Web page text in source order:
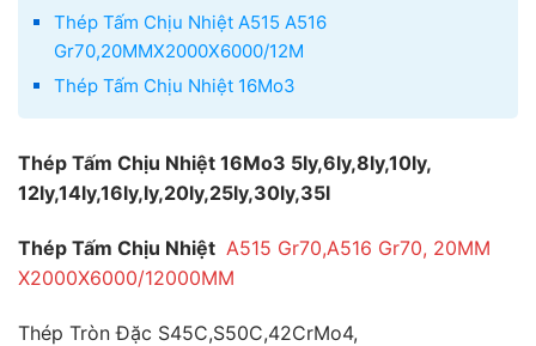
Thép Tấm Chịu Nhiệt A515 A516
Gr70,20MMX2000X6000/12M
Thép Tấm Chịu Nhiệt 16Mo3
Thép Tấm Chịu Nhiệt 16Mo3 5ly,6ly,8ly,10ly,
12ly,14ly,16ly,ly,20ly,25ly,30ly,35l
Thép Tấm Chịu Nhiệt A515 Gr70,A516 Gr70, 20MM
X2000X6000/12000MM
Thép Tròn Đặc S45C,S50C,42CrMo4,